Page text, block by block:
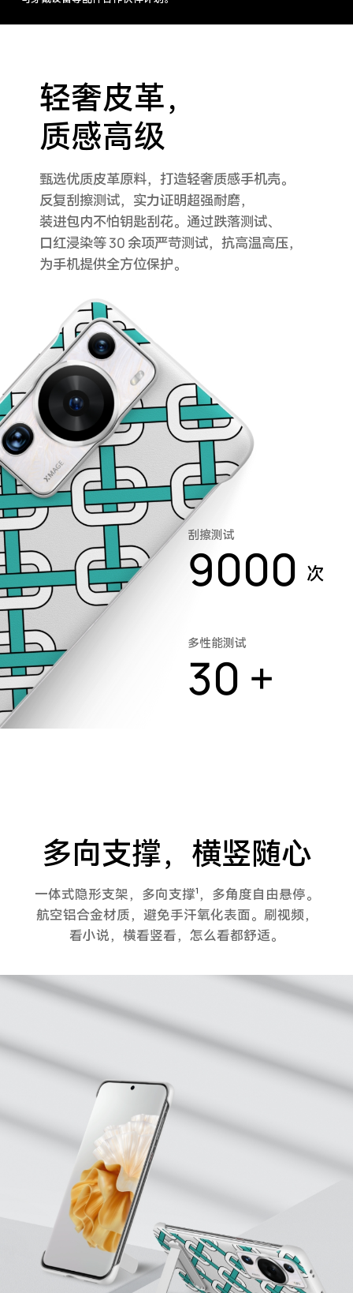
轻奢皮革，
质感高级
甄选优质皮革原料，打造轻奢质感手机壳。
反复刮擦测试， 实力证明超强耐磨，
装进包内不怕钥匙刮花。通过跌落测试、
口红浸染等 30 余项严苛测试，抗高温高压，
为手机提供全方位保护。
刮擦测试
9000 次
多性能测试
30 +
多向支撑，横竖随心
一体式隐形支架，多向支撑1 ，多角度自由悬停。
航空铝合金材质，避免手汗氧化表面。 刷视频，
看小说，横看竖看，怎么看都舒适。